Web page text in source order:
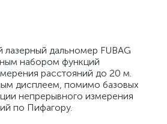
лазерный дальномер FUBAG
набором функций
расстояний до 20 м.
дисплеем, помимо базовых
непрерывного измерения
по Пифагору.